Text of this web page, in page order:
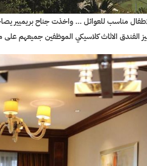
مناسب للعوائل … واخذت جناح بريميير
الفندق الاثاث كلاسيكي الموظفين جميعهم على